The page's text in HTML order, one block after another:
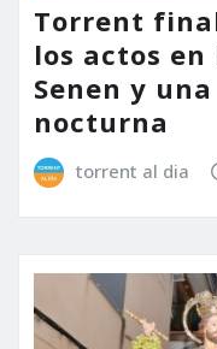
Torrent
los actos
Senen y
nocturna
torrent al dia